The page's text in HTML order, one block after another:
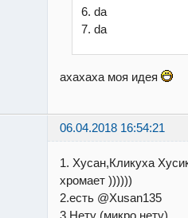
6. da
7. da
ахахаха моя идея
06.04.2018 16:54:21
1. Хусан,Кликуха
хромает ))))))
2.есть @Xusan135